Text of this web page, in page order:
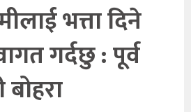
भत्ता दिने
गर्दछु : पूर्व
बोहरा